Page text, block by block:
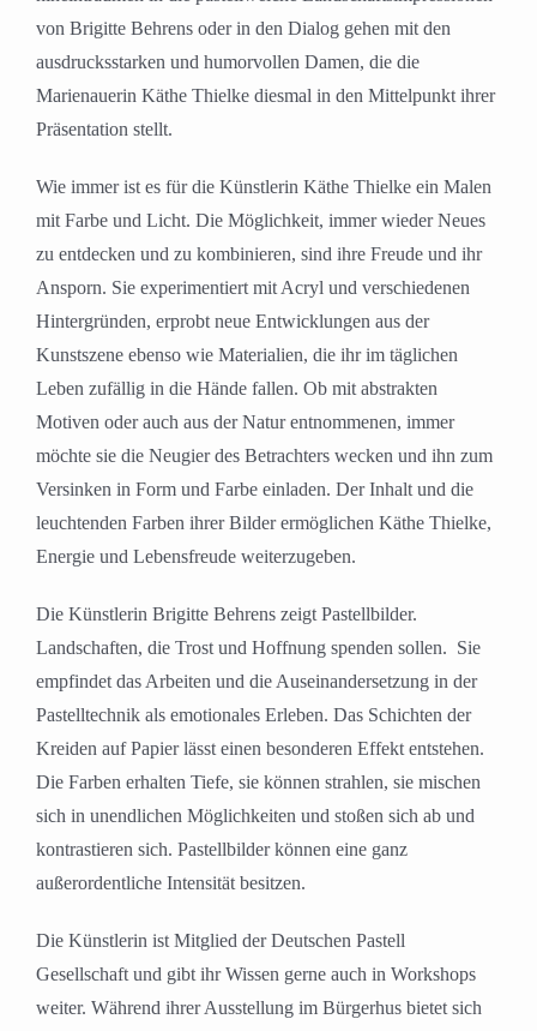
von Brigitte Behrens oder in den Dialog gehen mit den
ausdrucksstarken und humorvollen Damen, die die
Marienauerin Käthe Thielke diesmal in den Mittelpunkt ihrer
Präsentation stellt.
Wie immer ist es für die Künstlerin Käthe Thielke ein Malen
mit Farbe und Licht. Die Möglichkeit, immer wieder Neues
zu entdecken und zu kombinieren, sind ihre Freude und ihr
Ansporn. Sie experimentiert mit Acryl und verschiedenen
Hintergründen, erprobt neue Entwicklungen aus der
Kunstszene ebenso wie Materialien, die ihr im täglichen
Leben zufällig in die Hände fallen. Ob mit abstrakten
Motiven oder auch aus der Natur entnommenen, immer
möchte sie die Neugier des Betrachters wecken und ihn zum
Versinken in Form und Farbe einladen. Der Inhalt und die
leuchtenden Farben ihrer Bilder ermöglichen Käthe Thielke,
Energie und Lebensfreude weiterzugeben.
Die Künstlerin Brigitte Behrens zeigt Pastellbilder.
Landschaften, die Trost und Hoffnung spenden sollen. Sie
empfindet das Arbeiten und die Auseinandersetzung in der
Pastelltechnik als emotionales Erleben. Das Schichten der
Kreiden auf Papier lässt einen besonderen Effekt entstehen.
Die Farben erhalten Tiefe, sie können strahlen, sie mischen
sich in unendlichen Möglichkeiten und stoßen sich ab und
kontrastieren sich. Pastellbilder können eine ganz
außerordentliche Intensität besitzen.
Die Künstlerin ist Mitglied der Deutschen Pastell
Gesellschaft und gibt ihr Wissen gerne auch in Workshops
weiter. Während ihrer Ausstellung im Bürgerhus bietet sich